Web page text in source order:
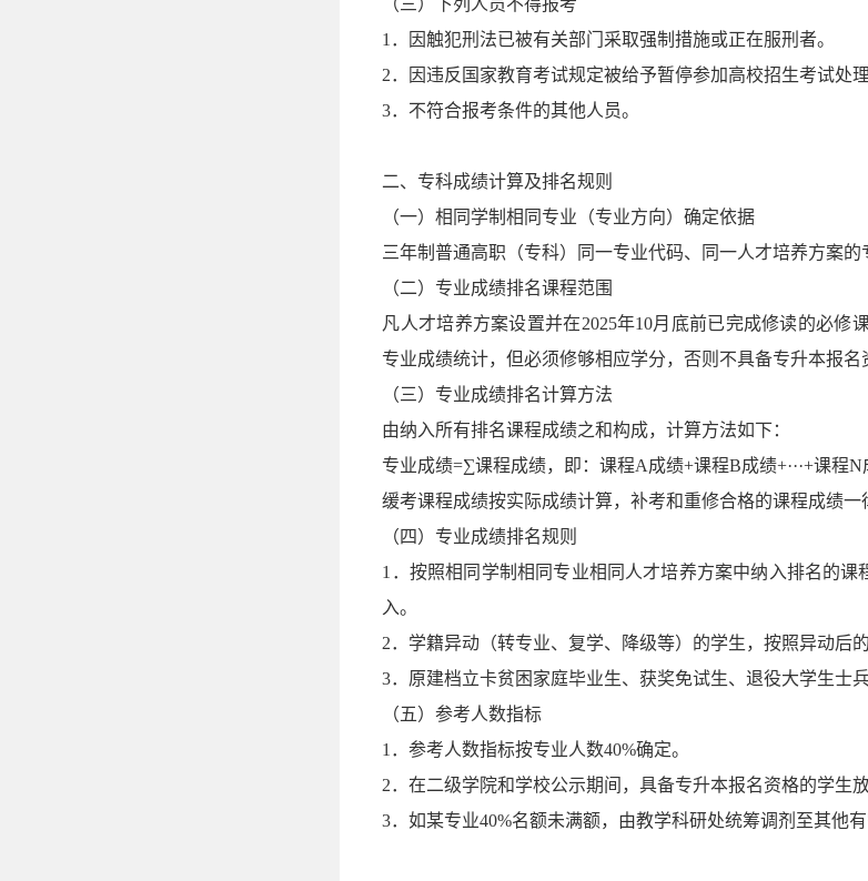
（三）下列人员不得报考
1．因触犯刑法已被有关部门采取强制措施或正在服刑者。
2．因违反国家教育考试规定被给予暂停参加高校招生考试处
3．不符合报考条件的其他人员。
二、专科成绩计算及排名规则
（一）相同学制相同专业（专业方向）确定依据
三年制普通高职（专科）同一专业代码、同一人才培养方案的
（二）专业成绩排名课程范围
凡人才培养方案设置并在2025年10月底前已完成修读的必
专业成绩统计，但必须修够相应学分，否则不具备专升本报名
（三）专业成绩排名计算方法
由纳入所有排名课程成绩之和构成，计算方法如下：
专业成绩=∑课程成绩，即：课程A成绩+课程B成绩+···+课程N
缓考课程成绩按实际成绩计算，补考和重修合格的课程成绩一
（四）专业成绩排名规则
1．按照相同学制相同专业相同人才培养方案中纳入排名的
入。
2．学籍异动（转专业、复学、降级等）的学生，按照异动后
3．原建档立卡贫困家庭毕业生、获奖免试生、退役大学生士
（五）参考人数指标
1．参考人数指标按专业人数40%确定。
2．在二级学院和学校公示期间，具备专升本报名资格的学生
3．如某专业40%名额未满额，由教学科研处统筹调剂至其他有